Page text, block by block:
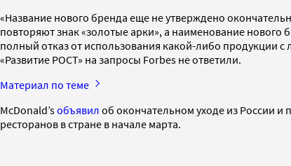
«Название нового бренда еще не утверждено
повторяют знак «золотые арки», а наименование
полный отказ от использования какой-либо продукции с
«Развитие РОСТ» на запросы Forbes не ответили.
Материал по теме
McDonald’sобъявил об окончательном уходе из России и
ресторанов в стране в начале марта.